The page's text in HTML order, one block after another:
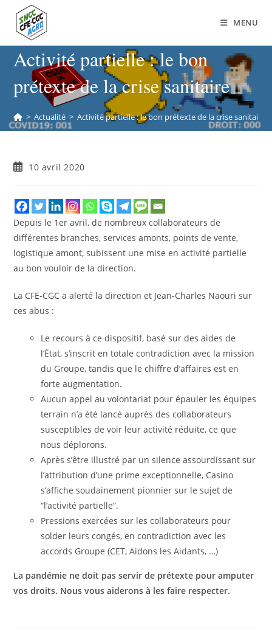
MENU
Activité partielle : le bon
prétexte de la crise sanitaire
> Actualité > Activité partielle : le bon prétexte de la crise sanitaire
10 avril 2020
Depuis le 1er avril, de nombreux collaborateurs de
différentes branches, services amonts, points de vente,
logistique amont, subissent une mise en activité partielle
au bon vouloir de la direction.
La CFE-CGC a alerté la direction et Jean-Charles Naouri sur
ces abus :
Le recours à ce dispositif, basé sur des aides de
l’État, s’inscrit en totale contradiction avec la mission
du Groupe, tandis que le chiffre d’affaires est en
forte augmentation.
Aucun appel au volontariat pour épauler les équipes
terrain n’a été lancé auprès des collaborateurs
susceptibles de voir leur activité réduite, ce que
nous déplorons.
Après s’être illustré par un silence assourdissant sur
l’attribution d’une prime exceptionnelle, Casino
s’affiche soudainement pionnier sur le sujet de
“l’activité partielle”.
Pressions exercées sur les collaborateurs pour
solder leurs congés, en contradiction avec les
accords Groupe (CET, Aidons les Aidants, …)
La pandémie ne doit pas servir de prétexte pour amputer
vos droits. Nous vous aiderons à les faire respecter.